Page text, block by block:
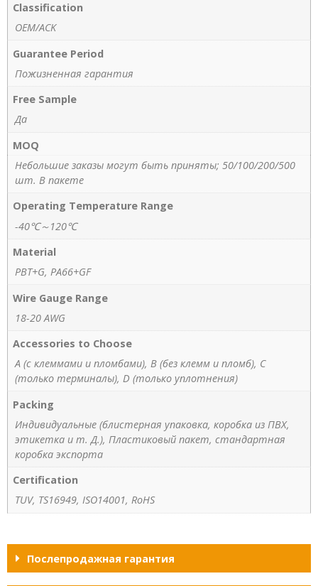
Classification
OEM/ACK
Guarantee Period
Пожизненная гарантия
Free Sample
Да
MOQ
Небольшие заказы могут быть приняты; 50/100/200/500
шт. В пакете
Operating Temperature Range
-40℃～120℃
Material
PBT+G, PA66+GF
Wire Gauge Range
18-20 AWG
Accessories to Choose
A (с клеммами и пломбами), B (без клемм и пломб), C
(только терминалы), D (только уплотнения)
Packing
Индивидуальные (блистерная упаковка, коробка из ПВХ,
этикетка и т. Д.), Пластиковый пакет, стандартная
коробка экспорта
Certification
TUV, TS16949, ISO14001, RoHS
Послепродажная гарантия